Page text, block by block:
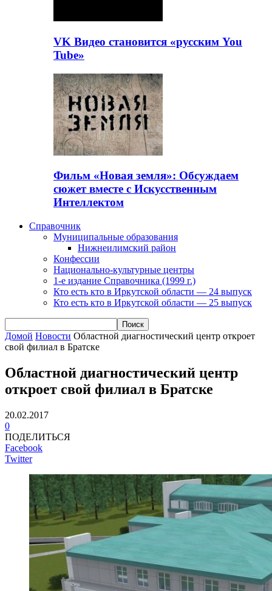
VK Видео становится «русским You
Tube»
Фильм «Новая земля»: Обсуждаем
сюжет вместе с Искусственным
Интеллектом
Справочник
Муниципальные образования
Нижнеилимский район
Конфессии
Национально-культурные центры
1-е издание Справочника (1999 г.)
Кто есть кто в Иркутской области — 24 выпуск
Кто есть кто в Иркутской области — 25 выпуск
Домой Новости Областной диагностический центр откроет
свой филиал в Братске
Областной диагностический центр
откроет свой филиал в Братске
20.02.2017
0
ПОДЕЛИТЬСЯ
Facebook
Twitter